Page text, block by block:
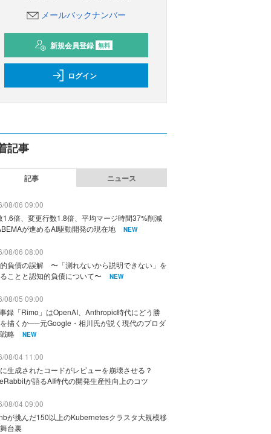
メールバックナンバー
新規会員登録 無料
ログイン
記事
記事 ニュース
08/06 09:00
1.6倍、変更行数1.8倍、平均マージ時間37%削減
が進めるAI駆動開発の現在地
NEW
08/06 08:00
負債の誤解 〜「測れないから説明できない」を
ことと認知的負債について〜
NEW
08/05 09:00
録「Rimo」はOpenAI、Anthropic時代にどう勝
描くか──元Google・相川氏が説く現代のプロダ
略
NEW
08/04 11:00
生成されたコードがレビューを崩壊させる？
が語るAI時代の開発生産性向上のコツ
08/04 09:00
が挑んだ150以上のKubernetesクラスタ大規模移
台裏